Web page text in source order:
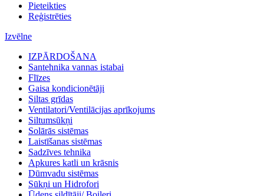
Pieteikties
Reģistrēties
Izvēlne
IZPĀRDOŠANA
Santehnika vannas istabai
Flīzes
Gaisa kondicionētāji
Siltas grīdas
Ventilatori/Ventilācijas aprīkojums
Siltumsūkņi
Solārās sistēmas
Laistīšanas sistēmas
Sadzīves tehnika
Apkures katli un krāsnis
Dūmvadu sistēmas
Sūkņi un Hidrofori